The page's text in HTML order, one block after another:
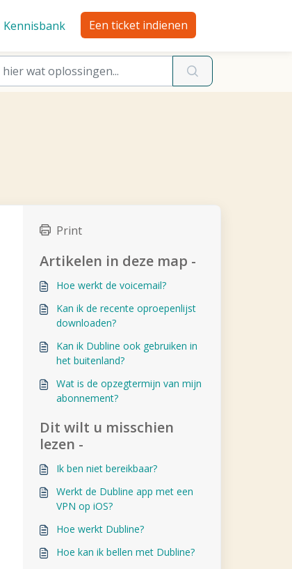
Kennisbank Een ticket indienen
Print
Artikelen in deze map -
Hoe werkt de voicemail?
Kan ik de recente oproepenlijst
downloaden?
Kan ik Dubline ook gebruiken in
het buitenland?
Wat is de opzegtermijn van mijn
abonnement?
Dit wilt u misschien
lezen -
Ik ben niet bereikbaar?
Werkt de Dubline app met een
VPN op iOS?
Hoe werkt Dubline?
Hoe kan ik bellen met Dubline?